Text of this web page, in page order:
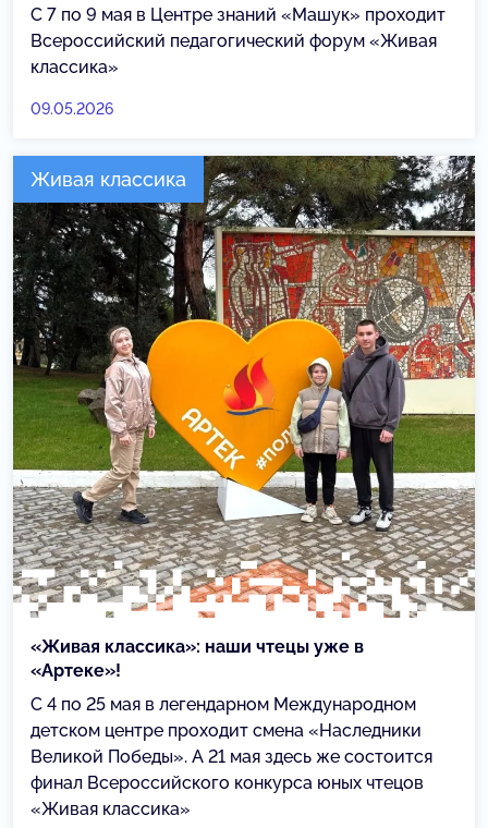
С 7 по 9 мая в Центре знаний «Машук» проходит
Всероссийский педагогический форум «Живая
классика»
09.05.2026
Живая классика
«Живая классика»: наши чтецы уже в
«Артеке»!
С 4 по 25 мая в легендарном Международном
детском центре проходит смена «Наследники
Великой Победы». А 21 мая здесь же состоится
финал Всероссийского конкурса юных чтецов
«Живая классика»